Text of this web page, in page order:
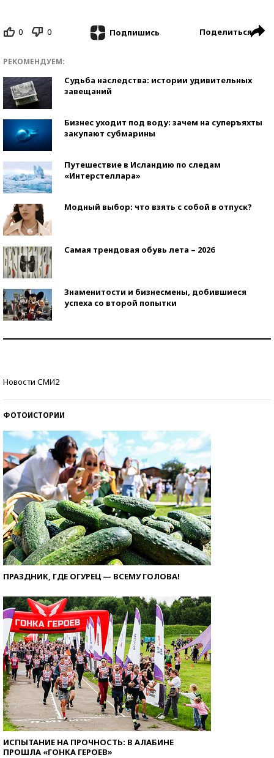
0 0 Подпишись Поделиться
РЕКОМЕНДУЕМ:
Судьба наследства: истории удивительных
завещаний
Бизнес уходит под воду: зачем на суперъяхты
закупают субмарины
Путешествие в Исландию по следам
«Интерстеллара»
Модный выбор: что взять с собой в отпуск?
Самая трендовая обувь лета – 2026
Знаменитости и бизнесмены, добившиеся
успеха со второй попытки
Новости СМИ2
ФОТОИСТОРИИ
ПРАЗДНИК, ГДЕ ОГУРЕЦ — ВСЕМУ ГОЛОВА!
ИСПЫТАНИЕ НА ПРОЧНОСТЬ: В АЛАБИНЕ
ПРОШЛА «ГОНКА ГЕРОЕВ»